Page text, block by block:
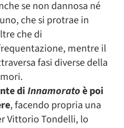
se non dannosa né
che si protrae in
che di
mentre il
fasi diverse della
diInnamoratoè poi
, facendo propria una
Vittorio Tondelli, lo